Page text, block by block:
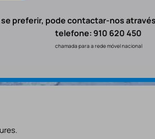
se preferir, pode contactar-nos
telefone: 910 620 450
chamada para a rede móvel nacional